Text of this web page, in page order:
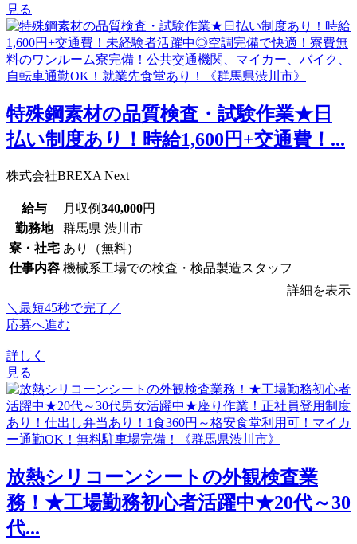
見る
特殊鋼素材の品質検査・試験作業★日
払い制度あり！時給1,600円+交通費！...
株式会社BREXA Next
給与 月収例340,000円
勤務地
群馬県 渋川市
寮・社宅 あり（無料）
仕事内容 機械系工場での検査・検品製造スタッフ
詳細を表示
＼最短45秒で完了／
応募へ進む
詳しく
見る
放熱シリコーンシートの外観検査業
務！★工場勤務初心者活躍中★20代～30
代...